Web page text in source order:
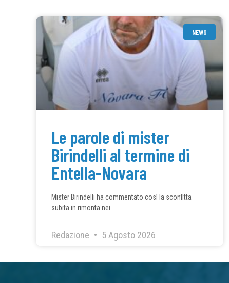
NEWS
Le parole di mister
Birindelli al termine di
Entella-Novara
Mister Birindelli ha commentato così la sconfitta
subita in rimonta nei
Redazione 5 Agosto 2026